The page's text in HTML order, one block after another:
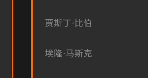
贾斯丁·比伯
埃隆·马斯克